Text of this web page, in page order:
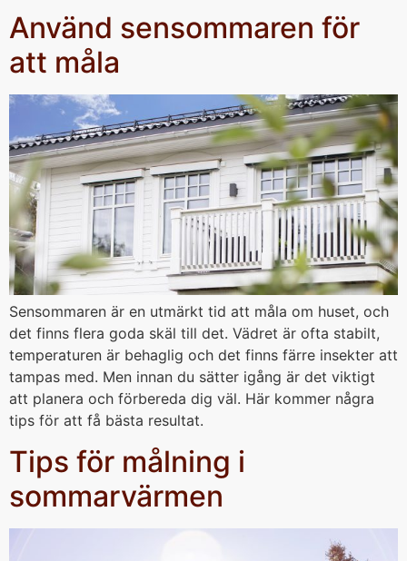
Använd sensommaren för
att måla
Sensommaren är en utmärkt tid att måla om huset, och
det finns flera goda skäl till det. Vädret är ofta stabilt,
temperaturen är behaglig och det finns färre insekter att
tampas med. Men innan du sätter igång är det viktigt
att planera och förbereda dig väl. Här kommer några
tips för att få bästa resultat.
Tips för målning i
sommarvärmen